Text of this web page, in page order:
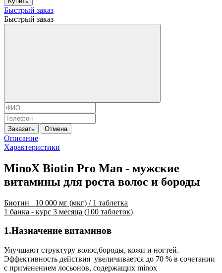
Быстрый заказ
Быстрый заказ
Заказать Отмена
Описание
Характеристики
MinoX Biotin Pro Man - мужские
витамины для роста волос и бороды
Биотин 10 000 мг (мкг) / 1 таблетка
1 банка - курс 3 месяца (100 таблеток)
1.Назначение витаминов
Улучшают структуру волос,бороды, кожи и ногтей.
Эффективность действия увеличивается до 70 % в сочетании
с применением лосьонов, содержащих minox